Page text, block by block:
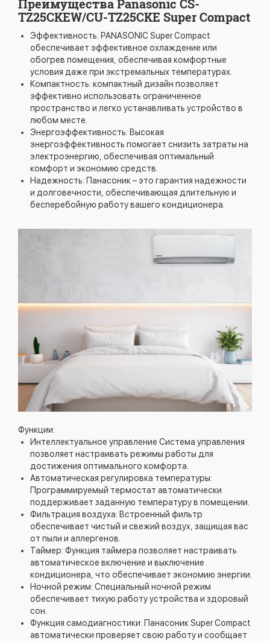
Преимущества Panasonic CS-
TZ25CKEW/CU-TZ25CKE Super Compact
Эффективность: PANASONIC Super Compact
обеспечивает эффективное охлаждение или
обогрев помещения, обеспечивая комфортные
условия даже при экстремальных температурах.
Компактность: компактный дизайн позволяет
эффективно использовать ограниченное
пространство и легко устанавливать устройство в
любом месте.
Энергоэффективность: Высокая
энергоэффективность помогает снизить затраты на
электроэнергию, обеспечивая оптимальный
комфорт и экономию средств.
Надежность: Панасоник – это гарантия надежности
и долговечности, обеспечивающая длительную и
бесперебойную работу вашего кондиционера.
Функции:
Интеллектуальное управление Система управления
позволяет настраивать режимы работы для
достижения оптимального комфорта.
Автоматическая регулировка температуры:
Программируемый термостат автоматически
поддерживает заданную температуру в помещении.
Фильтрация воздуха: Встроенный фильтр
обеспечивает чистый и свежий воздух, защищая вас
от пыли и аллергенов.
Таймер: Функция таймера позволяет настраивать
автоматическое включение и выключение
кондиционера, что обеспечивает экономию энергии.
Ночной режим: Специальный ночной режим
обеспечивает тихую работу устройства и здоровый
сон.
Функция самодиагностики: Панасоник Super Compact
автоматически проверяет свою работу и сообщает